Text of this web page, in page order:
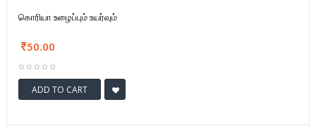
கொரியா உழைப்பும் உயர்வும்
50.00
ADD TO CART